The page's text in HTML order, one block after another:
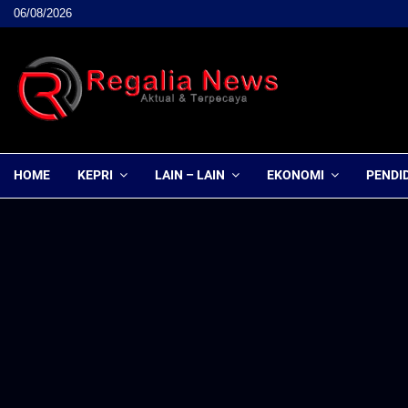
06/08/2026
HOME KEPRI LAIN – LAIN EKONOMI